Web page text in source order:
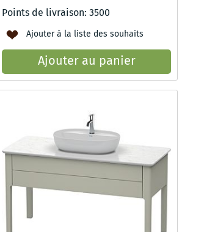
Points de livraison: 3500
Ajouter à la liste des souhaits
Ajouter au panier